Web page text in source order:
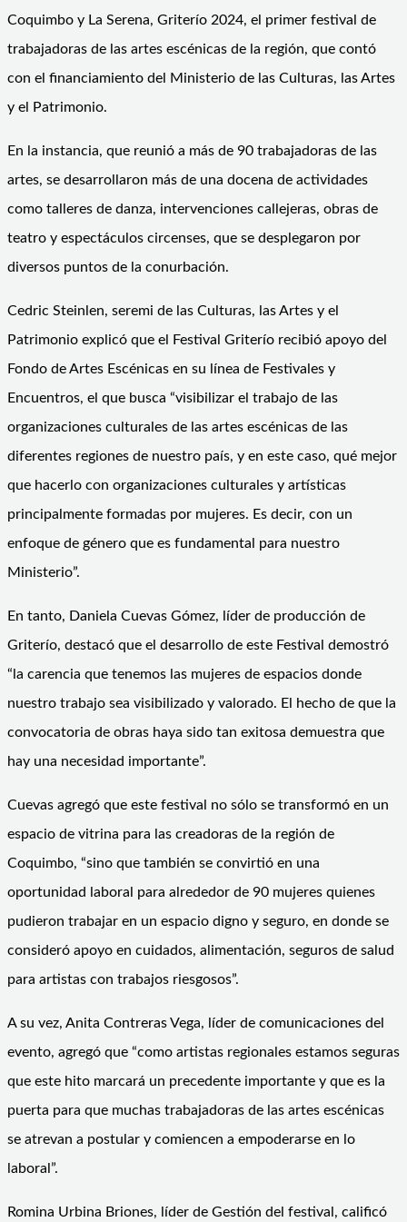
Coquimbo y La Serena, Griterío 2024, el primer festival de
trabajadoras de las artes escénicas de la región, que contó
con el financiamiento del Ministerio de las Culturas, las Artes
y el Patrimonio.
En la instancia, que reunió a más de 90 trabajadoras de las
artes, se desarrollaron más de una docena de actividades
como talleres de danza, intervenciones callejeras, obras de
teatro y espectáculos circenses, que se desplegaron por
diversos puntos de la conurbación.
Cedric Steinlen, seremi de las Culturas, las Artes y el
Patrimonio explicó que el Festival Griterío recibió apoyo del
Fondo de Artes Escénicas en su línea de Festivales y
Encuentros, el que busca “visibilizar el trabajo de las
organizaciones culturales de las artes escénicas de las
diferentes regiones de nuestro país, y en este caso, qué mejor
que hacerlo con organizaciones culturales y artísticas
principalmente formadas por mujeres. Es decir, con un
enfoque de género que es fundamental para nuestro
Ministerio”.
En tanto, Daniela Cuevas Gómez, líder de producción de
Griterío, destacó que el desarrollo de este Festival demostró
“la carencia que tenemos las mujeres de espacios donde
nuestro trabajo sea visibilizado y valorado. El hecho de que la
convocatoria de obras haya sido tan exitosa demuestra que
hay una necesidad importante”.
Cuevas agregó que este festival no sólo se transformó en un
espacio de vitrina para las creadoras de la región de
Coquimbo, “sino que también se convirtió en una
oportunidad laboral para alrededor de 90 mujeres quienes
pudieron trabajar en un espacio digno y seguro, en donde se
consideró apoyo en cuidados, alimentación, seguros de salud
para artistas con trabajos riesgosos”.
A su vez, Anita Contreras Vega, líder de comunicaciones del
evento, agregó que “como artistas regionales estamos seguras
que este hito marcará un precedente importante y que es la
puerta para que muchas trabajadoras de las artes escénicas
se atrevan a postular y comiencen a empoderarse en lo
laboral”.
Romina Urbina Briones, líder de Gestión del festival, calificó